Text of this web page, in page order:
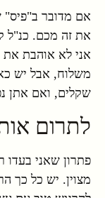
אם מדובר ב"פיס"
את זה מכם. כנ"ל
אני לא אוהבת
משלוח, אבל יש
שקלים, ואם אתן
לתרום
פתרון שאני בעדו
מצוין. יש כל כך